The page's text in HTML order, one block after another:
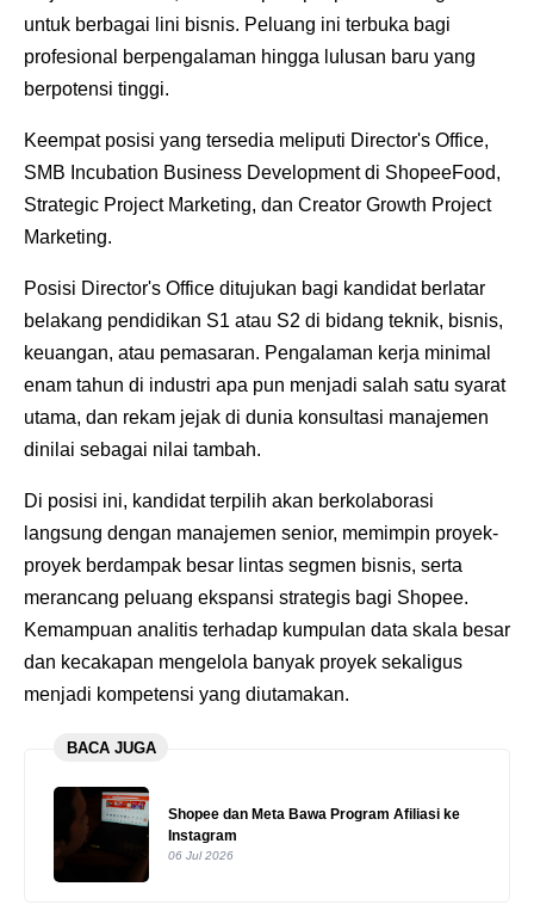
untuk berbagai lini bisnis. Peluang ini terbuka bagi
profesional berpengalaman hingga lulusan baru yang
berpotensi tinggi.
Keempat posisi yang tersedia meliputi Director's Office,
SMB Incubation Business Development di ShopeeFood,
Strategic Project Marketing, dan Creator Growth Project
Marketing.
Posisi Director's Office ditujukan bagi kandidat berlatar
belakang pendidikan S1 atau S2 di bidang teknik, bisnis,
keuangan, atau pemasaran. Pengalaman kerja minimal
enam tahun di industri apa pun menjadi salah satu syarat
utama, dan rekam jejak di dunia konsultasi manajemen
dinilai sebagai nilai tambah.
Di posisi ini, kandidat terpilih akan berkolaborasi
langsung dengan manajemen senior, memimpin proyek-
proyek berdampak besar lintas segmen bisnis, serta
merancang peluang ekspansi strategis bagi Shopee.
Kemampuan analitis terhadap kumpulan data skala besar
dan kecakapan mengelola banyak proyek sekaligus
menjadi kompetensi yang diutamakan.
BACA JUGA
Shopee dan Meta Bawa Program Afiliasi ke
Instagram
06 Jul 2026